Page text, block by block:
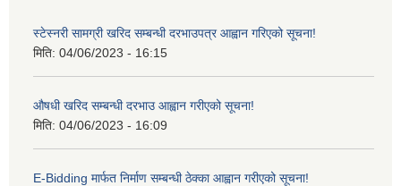
स्टेस्नरी सामग्री खरिद सम्बन्धी दरभाउपत्र आह्वान गरिएको सूचना!
मिति: 04/06/2023 - 16:15
औषधी खरिद सम्बन्धी दरभाउ आह्वान गरीएको सूचना!
मिति: 04/06/2023 - 16:09
E-Bidding मार्फत निर्माण सम्बन्धी ठेक्का आह्वान गरीएको सूचना!